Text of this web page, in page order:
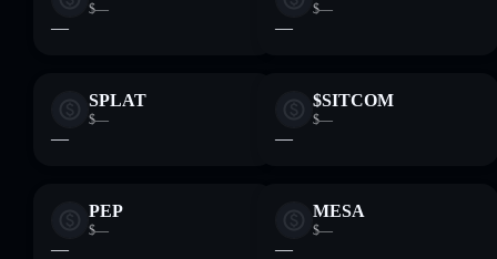
$—
—
$—
—
SPLAT
$—
—
$SITCOM
$—
—
PEP
$—
—
MESA
$—
—